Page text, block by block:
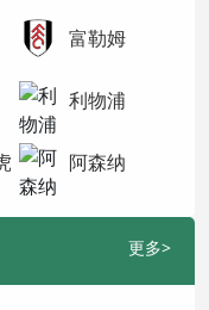
富勒姆
利物浦
阿森纳
更多>